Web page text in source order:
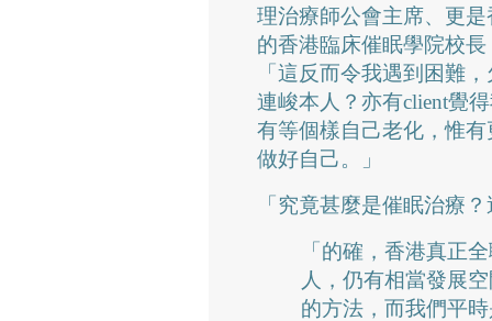
理治療師公會主席、更
的香港臨床催眠學院校
「這反而令我遇到困難
連峻本人？亦有client覺
有等個樣自己老化，惟
做好自己。」
「究竟甚麼是催眠治療
「的確，香港真正
人，仍有相當發展
的方法，而我們平